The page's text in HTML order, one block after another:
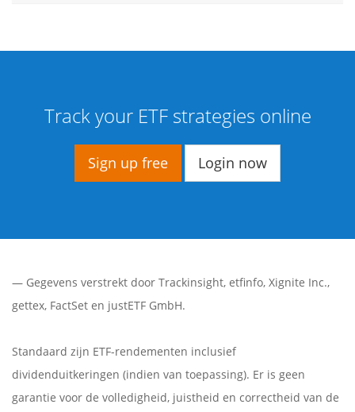
Track your ETF strategies online
Sign up free Login now
— Gegevens verstrekt door Trackinsight, etfinfo, Xignite Inc.,
gettex, FactSet en justETF GmbH.
Standaard zijn ETF-rendementen inclusief
dividenduitkeringen (indien van toepassing). Er is geen
garantie voor de volledigheid, juistheid en correctheid van de